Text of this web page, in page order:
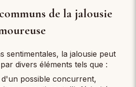
de la jalousie
sentimentales, la jalousie peut
divers éléments tels que :
d'un possible concurrent,